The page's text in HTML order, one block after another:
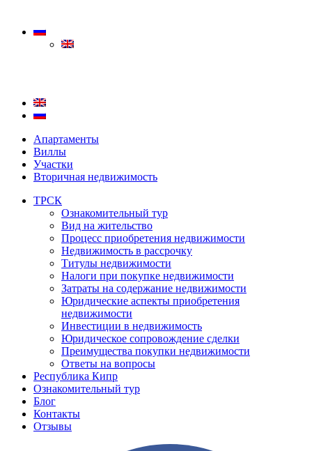
Апартаменты
Виллы
Участки
Вторичная недвижимость
ТРСК
Ознакомительный тур
Вид на жительство
Процесс приобретения недвижимости
Недвижимость в рассрочку
Титулы недвижимости
Налоги при покупке недвижимости
Затраты на содержание недвижимости
Юридические аспекты приобретения
недвижимости
Инвестиции в недвижимость
Юридическое сопровождение сделки
Преимущества покупки недвижимости
Ответы на вопросы
Республика Кипр
Ознакомительный тур
Блог
Контакты
Отзывы